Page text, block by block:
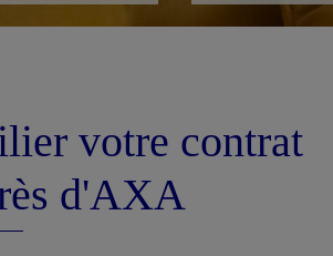
votre contrat
d'AXA